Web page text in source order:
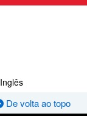
Inglês
De volta ao topo